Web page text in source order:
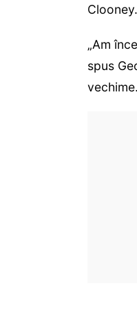
Clooney.
„Am
spus
vechime.